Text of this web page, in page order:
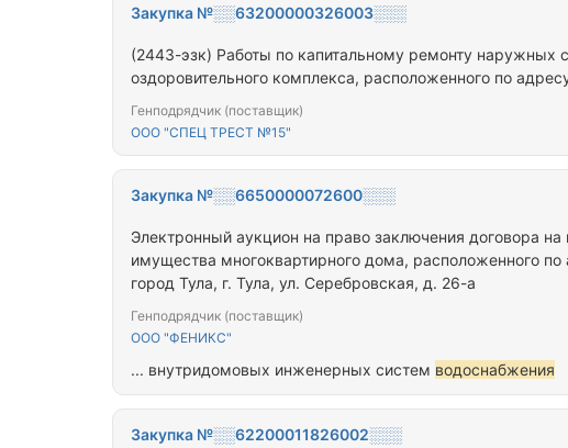
Закупка №░░63200000326003░░░
(2443-эзк) Работы по капитальному ремонту наружных
оздоровительного комплекса, расположенного по
Генподрядчик (поставщик)
ООО "СПЕЦ ТРЕСТ №15"
Закупка №░░6650000072600░░░
Электронный аукцион на право заключения договора
имущества многоквартирного дома, расположенного
город Тула, г. Тула, ул. Серебровская, д. 26-а
Генподрядчик (поставщик)
ООО "ФЕНИКС"
... внутридомовых инженерных систем водоснабжения
Закупка №░░62200011826002░░░